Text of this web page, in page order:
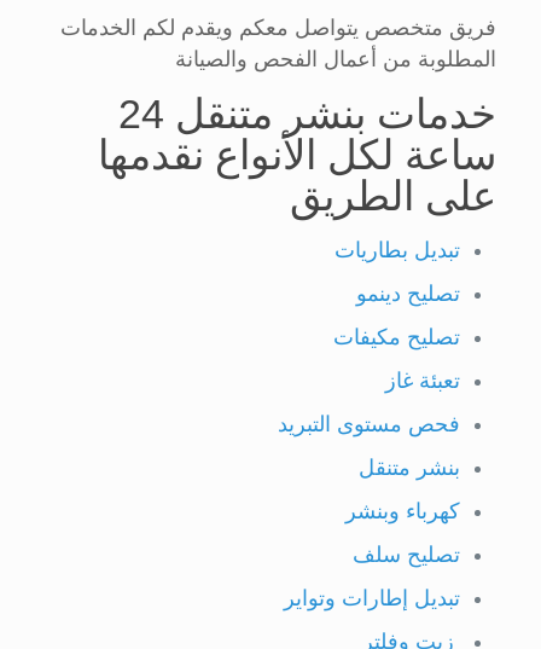
فريق متخصص يتواصل معكم ويقدم لكم الخدمات
المطلوبة من أعمال الفحص والصيانة
خدمات بنشر متنقل 24
ساعة لكل الأنواع نقدمها
على الطريق
تبديل بطاريات
تصليح دينمو
تصليح مكيفات
تعبئة غاز
فحص مستوى التبريد
بنشر متنقل
كهرباء وبنشر
تصليح سلف
تبديل إطارات وتواير
زيت وفلتر